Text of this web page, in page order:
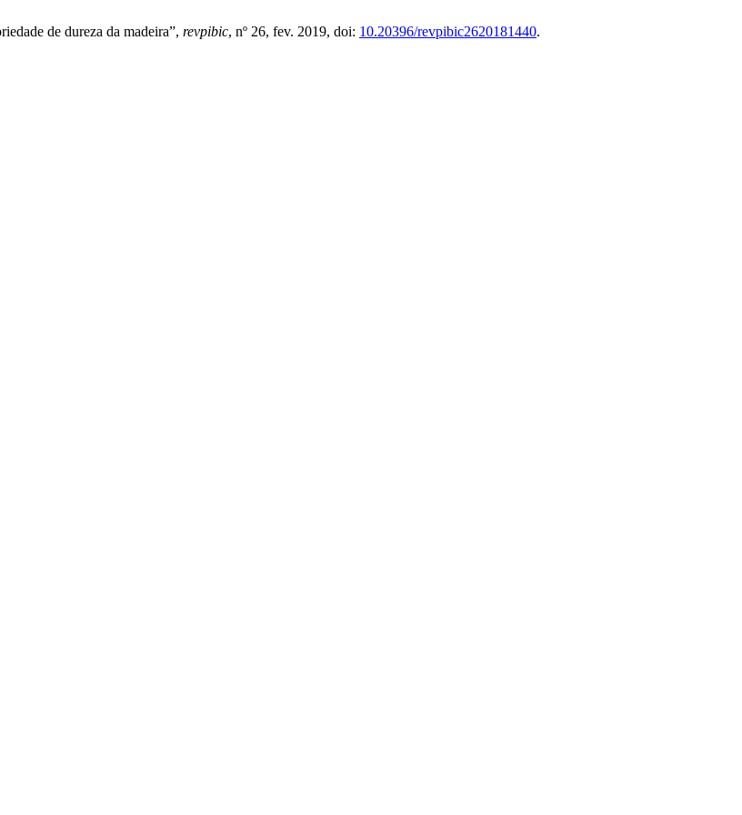
de dureza da madeira”, revpibic, nº 26, fev. 2019, doi: 10.20396/revpibic2620181440.